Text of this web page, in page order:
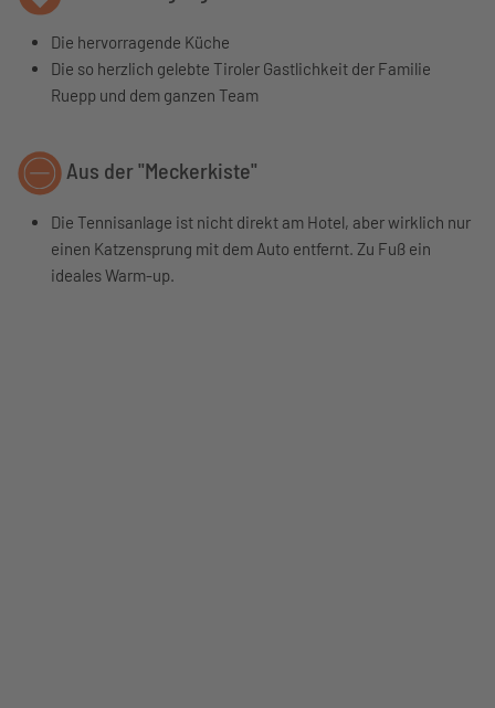
Die hervorragende Küche
Die so herzlich gelebte Tiroler Gastlichkeit der Familie
Ruepp und dem ganzen Team
Aus der "Meckerkiste"
Die Tennisanlage ist nicht direkt am Hotel, aber wirklich nur
einen Katzensprung mit dem Auto entfernt. Zu Fuß ein
ideales Warm-up.